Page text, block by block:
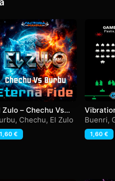
Zulo – Chechu Vs
– Eterna Fide
, Chechu, El Zulo
1,60 €
Buenri,
Pastis,
1,60 €